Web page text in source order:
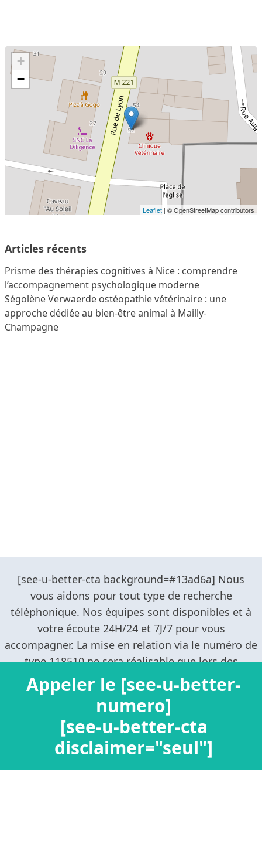
+
−
Leaflet | © OpenStreetMap contributors
Articles récents
Prisme des thérapies cognitives à Nice : comprendre
l’accompagnement psychologique moderne
Ségolène Verwaerde ostéopathie vétérinaire : une
approche dédiée au bien-être animal à Mailly-
Champagne
Appeler le [see-u-better-
numero]
[see-u-better-cta
disclaimer="seul"]